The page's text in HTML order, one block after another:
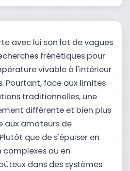
avec lui son lot de vagues
frénétiques pour
vivable à l'intérieur
Pourtant, face aux limites
traditionnelles, une
différente et bien plus
aux amateurs de
que de s'épuiser en
ou en
dans des systèmes